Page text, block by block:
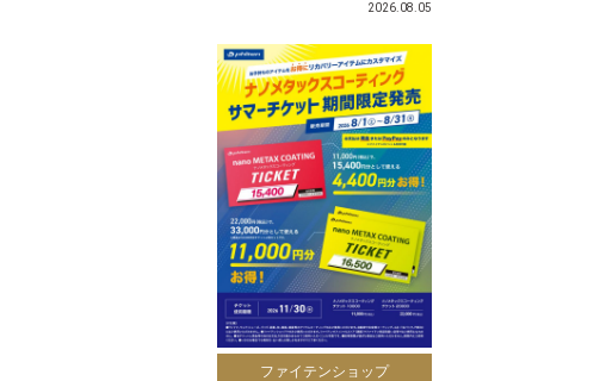
2026.08.05
ファイテンショップ